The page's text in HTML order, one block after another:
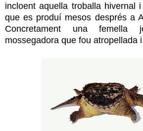
incloent aquella troballa hivernal
que es produí mesos després a
Concretament una femella
mossegadora que fou atropellada